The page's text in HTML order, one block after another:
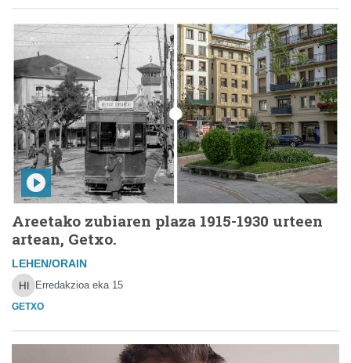
Areetako zubiaren plaza 1915-1930 urteen
artean, Getxo.
LEHEN/ORAIN
Erredakzioa eka 15
GETXO